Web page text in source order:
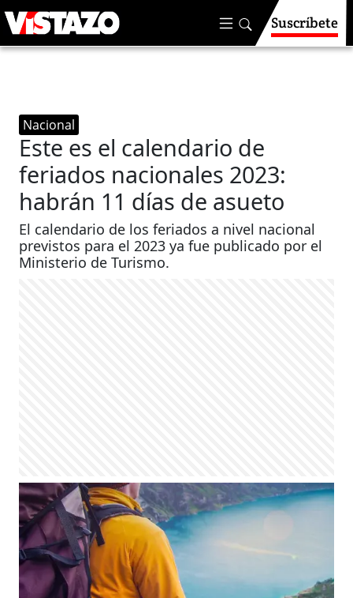
Suscríbete
Nacional
Este es el calendario de
feriados nacionales 2023:
habrán 11 días de asueto
El calendario de los feriados a nivel nacional
previstos para el 2023 ya fue publicado por el
Ministerio de Turismo.